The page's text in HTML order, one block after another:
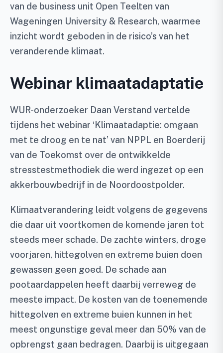
van de business unit Open Teelten van
Wageningen University & Research, waarmee
inzicht wordt geboden in de risico’s van het
veranderende klimaat.
Webinar klimaatadaptatie
WUR-onderzoeker Daan Verstand vertelde
tijdens het webinar ‘Klimaatadaptie: omgaan
met te droog en te nat’ van NPPL en Boerderij
van de Toekomst over de ontwikkelde
stresstestmethodiek die werd ingezet op een
akkerbouwbedrijf in de Noordoostpolder.
Klimaatverandering leidt volgens de gegevens
die daar uit voortkomen de komende jaren tot
steeds meer schade. De zachte winters, droge
voorjaren, hittegolven en extreme buien doen
gewassen geen goed. De schade aan
pootaardappelen heeft daarbij verreweg de
meeste impact. De kosten van de toenemende
hittegolven en extreme buien kunnen in het
meest ongunstige geval meer dan 50% van de
opbrengst gaan bedragen. Daarbij is uitgegaan